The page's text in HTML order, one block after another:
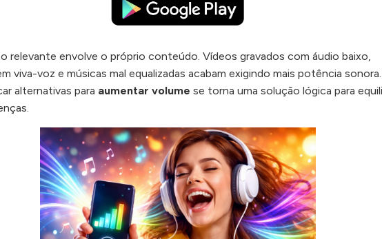
relevante envolve o próprio conteúdo. Vídeos gravados com áudio baixo,
viva-voz e músicas mal equalizadas acabam exigindo mais potência sonora.
alternativas para aumentar volume se torna uma solução lógica para